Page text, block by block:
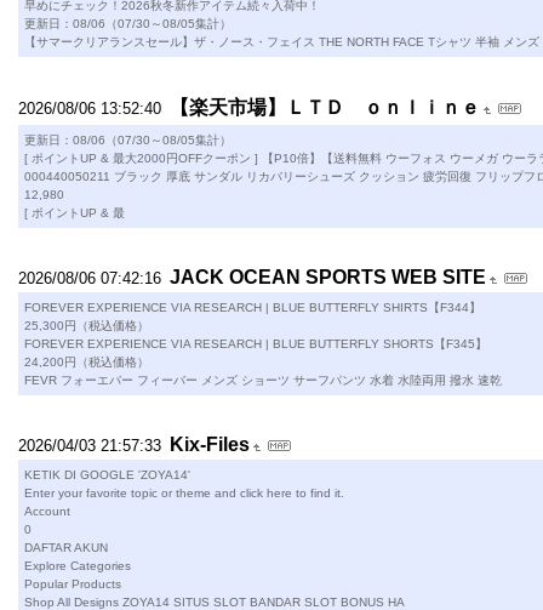
早めにチェック！2026秋冬新作アイテム続々入荷中！
更新日：08/06（07/30～08/05集計）
【サマークリアランスセール】ザ・ノース・フェイス THE NORTH FACE Tシャツ 半袖 メン
2026/08/06 13:52:40 【楽天市場】ＬＴＤ ｏｎｌｉｎｅ
更新日：08/06（07/30～08/05集計）
[ ポイントUP & 最大2000円OFFクーポン ] 【P10倍】【送料無料 ウーフォス ウーメガ ウー
000440050211 ブラック 厚底 サンダル リカバリーシューズ クッション 疲労回復 フリップフ
12,980
[ ポイントUP & 最
2026/08/06 07:42:16 JACK OCEAN SPORTS WEB SITE
FOREVER EXPERIENCE VIA RESEARCH | BLUE BUTTERFLY SHIRTS【F344】
25,300円（税込価格）
FOREVER EXPERIENCE VIA RESEARCH | BLUE BUTTERFLY SHORTS【F345】
24,200円（税込価格）
FEVR フォーエバー フィーバー メンズ ショーツ サーフパンツ 水着 水陸両用 撥水 速乾
2026/04/03 21:57:33 Kix-Files
KETIK DI GOOGLE 'ZOYA14'
Enter your favorite topic or theme and click here to find it.
Account
0
DAFTAR AKUN
Explore Categories
Popular Products
Shop All Designs ZOYA14 SITUS SLOT BANDAR SLOT BONUS HA